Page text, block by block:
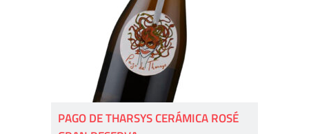
PAGO DE THARSYS CERÁMICA ROSÉ